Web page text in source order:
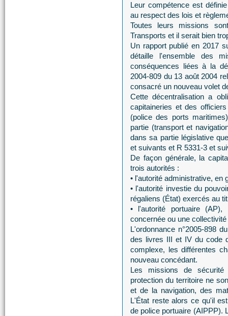
Leur compétence est
au respect des lois et
Toutes leurs missions
Transports et il serait bien
Un rapport publié en 2017
détaille l'ensemble des
conséquences liées à la
2004-809 du 13 août 2004
consacré un nouveau volet
Cette décentralisation a
capitaineries et des
(police des ports
partie (transport et
dans sa partie législative
et suivants et R 5331-3 et
De façon générale, la
trois autorités :
• l'autorité administrative, en
• l'autorité investie du
régaliens (État) exercés au
• l'autorité portuaire
concernée ou une
L'ordonnance n°2005-898
des livres III et IV du code
complexe, les différentes
nouveau concédant.
Les missions de sécurité
protection du territoire ne
et de la navigation, des
L'État reste alors ce qu'il
de police portuaire (AIPPP).